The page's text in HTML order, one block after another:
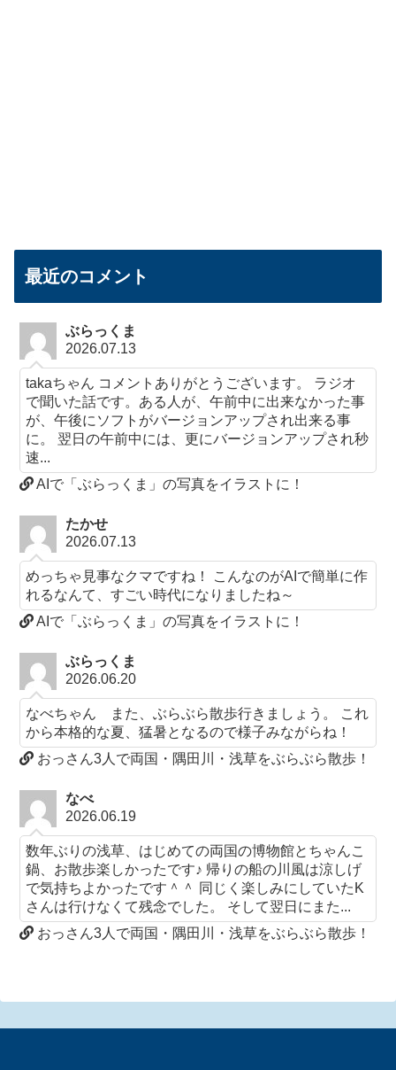
最近のコメント
ぶらっくま
2026.07.13
takaちゃん コメントありがとうございます。 ラジオ
で聞いた話です。ある人が、午前中に出来なかった事
が、午後にソフトがバージョンアップされ出来る事
に。 翌日の午前中には、更にバージョンアップされ秒
速...
AIで「ぶらっくま」の写真をイラストに！
たかせ
2026.07.13
めっちゃ見事なクマですね！ こんなのがAIで簡単に作
れるなんて、すごい時代になりましたね～
AIで「ぶらっくま」の写真をイラストに！
ぶらっくま
2026.06.20
なべちゃん また、ぶらぶら散歩行きましょう。 これ
から本格的な夏、猛暑となるので様子みながらね！
おっさん3人で両国・隅田川・浅草をぶらぶら散歩！
なべ
2026.06.19
数年ぶりの浅草、はじめての両国の博物館とちゃんこ
鍋、お散歩楽しかったです♪ 帰りの船の川風は涼しげ
で気持ちよかったです＾＾ 同じく楽しみにしていたK
さんは行けなくて残念でした。 そして翌日にまた...
おっさん3人で両国・隅田川・浅草をぶらぶら散歩！